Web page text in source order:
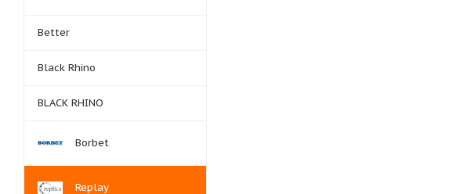
Better
Black Rhino
BLACK RHINO
Borbet
Replay